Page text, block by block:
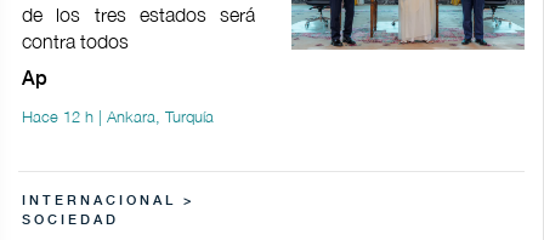
de los tres estados será
contra todos
Ap
Hace 12 h | Ankara, Turquía
INTERNACIONAL >
SOCIEDAD